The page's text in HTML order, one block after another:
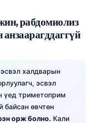
рабдомиолиз
анзаарагддаггүй
халдварын
эсвэл
үед триметоприм
байсан өвчтөн
орж болно. Кали